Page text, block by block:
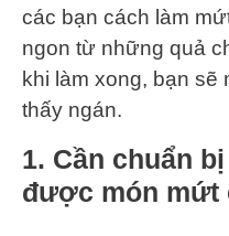
các bạn cách làm
ngon từ những quả
khi làm xong, bạn sẽ
thấy ngán.
1. Cần chuẩn
được món mứt